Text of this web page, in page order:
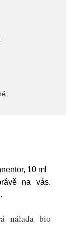
10 ml
na vás.
nálada bio